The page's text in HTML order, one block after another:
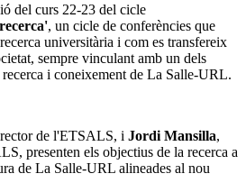
del curs 22-23 del cicle
, un cicle de conferències que
universitària i com es transfereix
sempre vinculant amb un dels
i coneixement de La Salle-URL.
de l'ETSALS, i Jordi Mansilla,
presenten els objectius de la recerca a
de La Salle-URL alineades al nou